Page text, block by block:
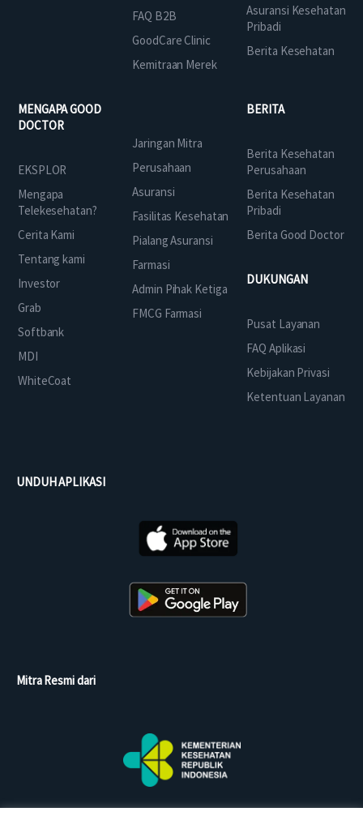
FAQ B2B
GoodCare Clinic
Kemitraan Merek
Asuransi Kesehatan
Pribadi
Berita Kesehatan
MENGAPA GOOD
DOCTOR
EKSPLOR
Mengapa
Telekesehatan?
Cerita Kami
Tentang kami
Investor
Grab
Softbank
MDI
WhiteCoat
Jaringan Mitra
Perusahaan
Asuransi
Fasilitas Kesehatan
Pialang Asuransi
Farmasi
Admin Pihak Ketiga
FMCG Farmasi
BERITA
Berita Kesehatan
Perusahaan
Berita Kesehatan
Pribadi
Berita Good Doctor
DUKUNGAN
Pusat Layanan
FAQ Aplikasi
Kebijakan Privasi
Ketentuan Layanan
UNDUH APLIKASI
Mitra Resmi dari